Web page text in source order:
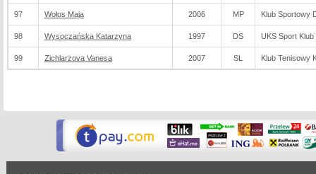
97 Wołos Maja 2006 MP Klub Sportowy
98 Wysoczańska Katarzyna 1997 DS UKS Sport Klub
99 Zichlarzova Vanesa 2007 SL Klub Tenisowy